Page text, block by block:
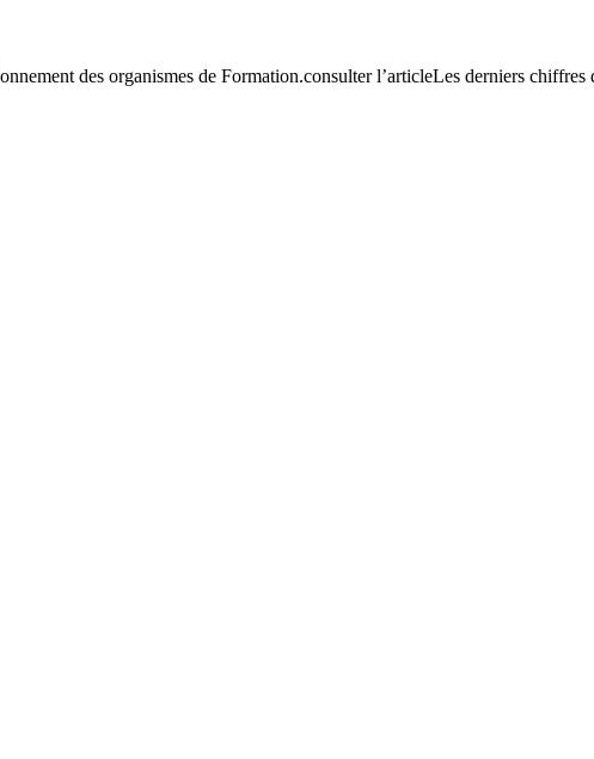
des organismes de Formation.consulter l’articleLes derniers